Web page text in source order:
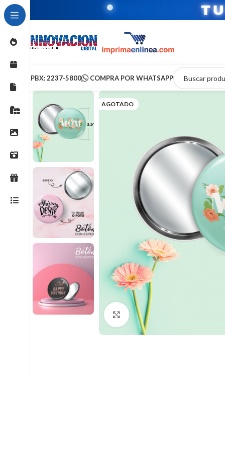
PBX: 2237-5800 COMPRA POR WHATSAPP
AGOTADO
Clic para ampliar